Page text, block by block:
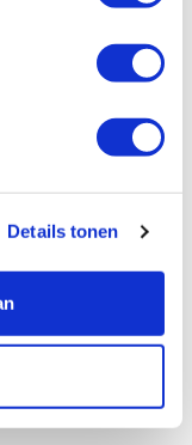
Details tonen
mm voor frees
Ø 20 x 12
(schacht